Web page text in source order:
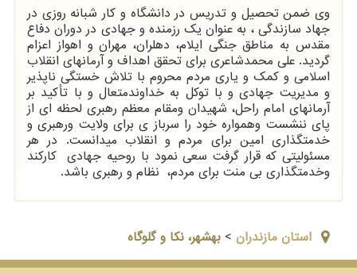
وی ضمن تحصیل و تدریس در دانشگاه و کار شبانه روزی در
جهاد سازندگی ، به عنوان یک رزمنده و جهادی در دوران دفاع
مقدس به مناطق جنگی ایلام، دهلران، مهران و اهواز اعزام
گردید. علی محمدشاعری برای تحقق اهداف و آرمانهای انقلاب
اسلامی و کمک و یاری مردم محروم با تلاش خستگی ناپذیر
و مدیریت جهادی و با توکل به خداوندمتعال و با تأکید بر
آرمانهای امام راحل، شهیدان ومقام معظم رهبری لحظه ای از
پای ننشست وهمواره خود را سرباز ی برای ولایت ورهبری و
خدمتگذاری امین برای مردم و انقلاب میدانست. در هر
مسئولیتی که قرار گرفت سعی نمود با روحیه جهادی کارکند
وخدمتگذاری بی منت برای مردم، نظام و رهبری باشد.
استان مازندران > بهشهر، نکا و گلوگاه